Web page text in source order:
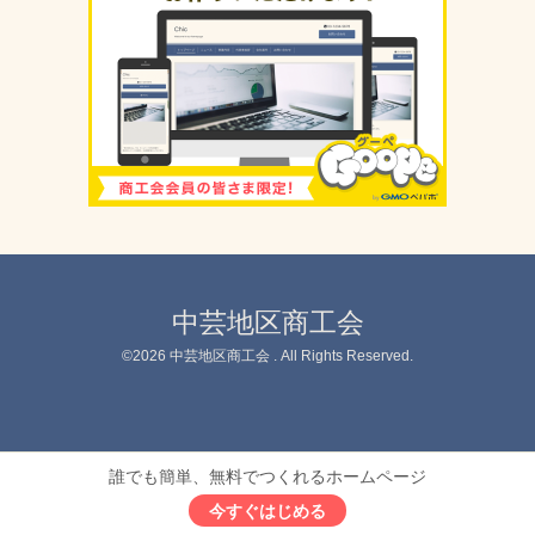
中芸地区商工会
©2026 中芸地区商工会 . All Rights Reserved.
誰でも簡単、無料でつくれるホームページ
今すぐはじめる